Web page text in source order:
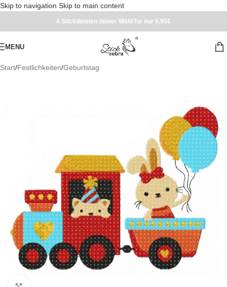
Skip to navigation Skip to main content
4 Stickdateien deiner Wahl für nur 5,95€
MENU
Start/Festlichkeiten/Geburtstag